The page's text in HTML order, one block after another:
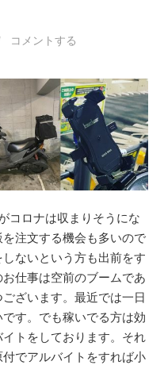
コメントする
コロナは収まりそうにな
注文する機会も多いので
ないという方も出前をす
仕事は空前のブームであ
ざいます。最近では一日
す。でも稼いでる方は効
トをしております。それ
でアルバイトをすれば小